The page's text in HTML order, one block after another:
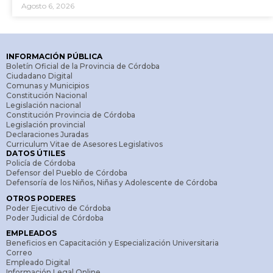
Agosto 6, 2026
INFORMACIÓN PÚBLICA
Boletín Oficial de la Provincia de Córdoba
Ciudadano Digital
Comunas y Municipios
Constitución Nacional
Legislación nacional
Constitución Provincia de Córdoba
Legislación provincial
Declaraciones Juradas
Curriculum Vitae de Asesores Legislativos
DATOS ÚTILES
Policía de Córdoba
Defensor del Pueblo de Córdoba
Defensoría de los Niños, Niñas y Adolescente de Córdoba
OTROS PODERES
Poder Ejecutivo de Córdoba
Poder Judicial de Córdoba
EMPLEADOS
Beneficios en Capacitación y Especialización Universitaria
Correo
Empleado Digital